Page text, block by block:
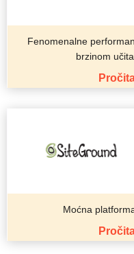
Fenomenalne
brzinom
Moćna